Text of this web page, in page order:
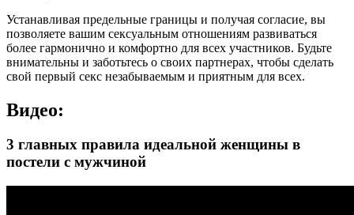
Устанавливая предельные границы и получая согласие, вы
позволяете вашим сексуальным отношениям развиваться
более гармонично и комфортно для всех участников. Будьте
внимательны и заботьтесь о своих партнерах, чтобы сделать
свой первый секс незабываемым и приятным для всех.
Видео:
3 главных правила идеальной женщины в
постели с мужчиной